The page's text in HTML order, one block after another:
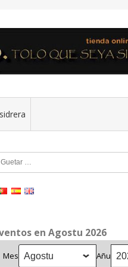
en Agostu 2026
Mes Añu